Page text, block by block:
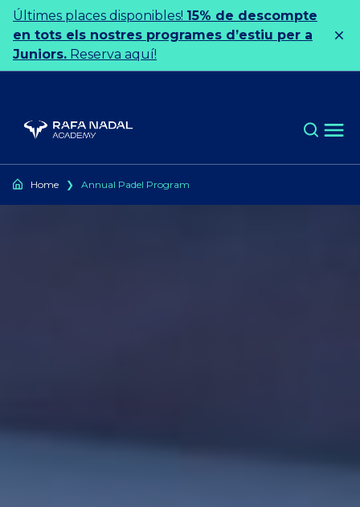
Ir al contenido
Últimes places disponibles! 15% de descompte
en tots els nostres programes d’estiu per a
Juniors. Reserva aquí!
Home ❯ Annual Padel Program